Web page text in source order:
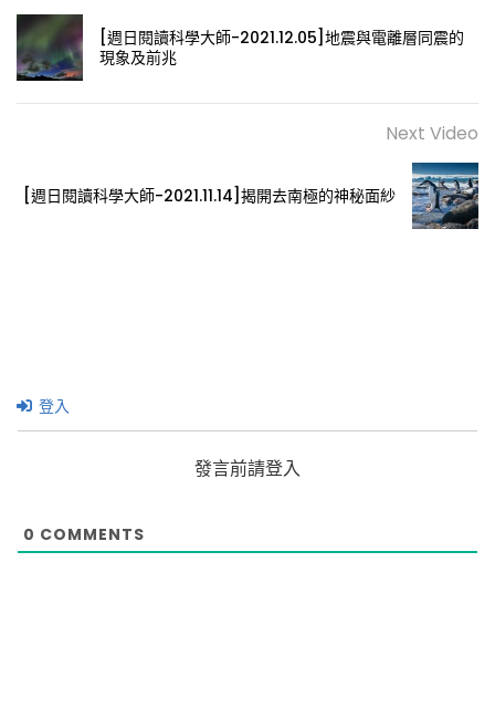
[週日閱讀科學大師-2021.12.05]地震與電離層同震的
現象及前兆
Next Video
[週日閱讀科學大師-2021.11.14]揭開去南極的神秘面紗
登入
發言前請登入
0 COMMENTS